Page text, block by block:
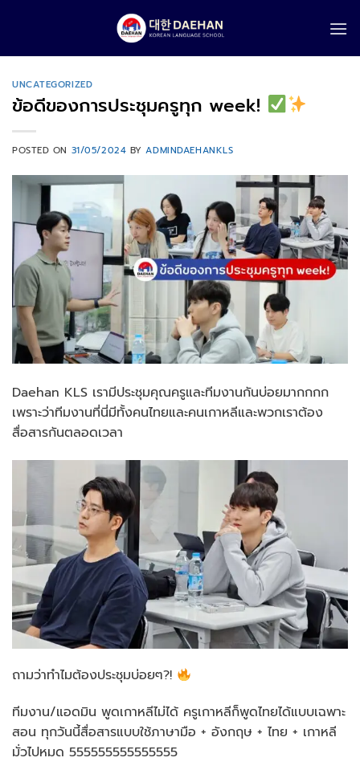
UNCATEGORIZED
ข้อดีของการประชุมครูทุก week!
POSTED ON 31/05/2024 BYADMINDAEHANKLS
Daehan KLS เรามีประชุมคุณครูและทีมงานกันบ่อยมากกกก
เพราะว่าทีมงานที่นี่มีทั้งคนไทยและคนเกาหลีและพวกเราต้อง
สื่อสารกันตลอดเวลา
ถามว่าทำไมต้องประชุมบ่อยๆ?!
ทีมงาน/แอดมิน พูดเกาหลีไม่ได้ ครูเกาหลีก็พูดไทยได้แบบเฉพาะ
สอน ทุกวันนี้สื่อสารแบบใช้ภาษามือ + อังกฤษ + ไทย + เกาหลี
มั่วไปหมด 555555555555555